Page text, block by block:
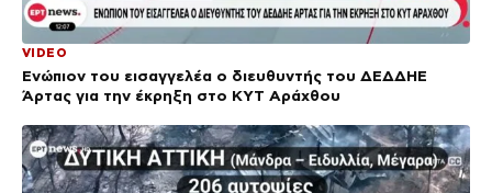
VIDEO
Ενώπιον του εισαγγελέα ο διευθυντής του ΔΕΔΔΗΕ
Άρτας για την έκρηξη στο ΚΥΤ Αράχθου